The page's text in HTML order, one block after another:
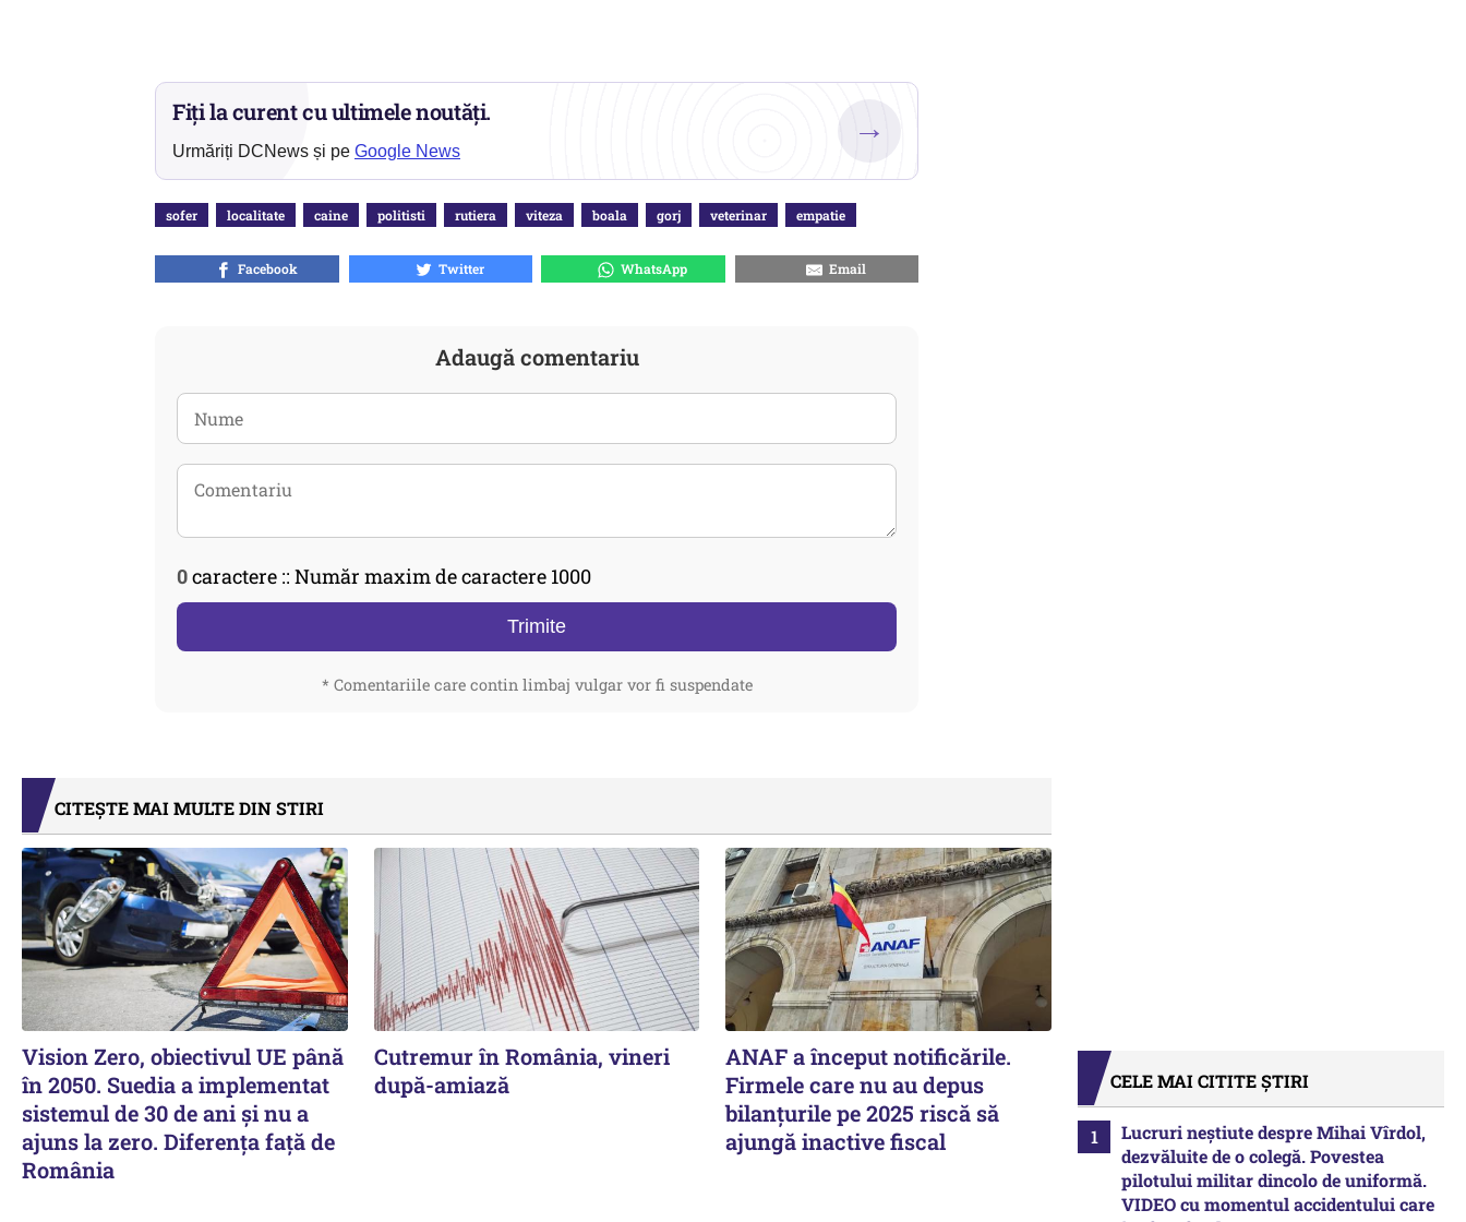
Fiți la curent cu ultimele noutăți.
Urmăriți DCNews și pe Google News
→
sofer localitate caine politisti rutiera viteza boala gorj veterinar empatie
Facebook Twitter WhatsApp Email
Adaugă comentariu
0caractere :: Număr maxim de caractere 1000
Trimite
* Comentariile care contin limbaj vulgar vor fi suspendate
CITEȘTE MAI MULTE DIN STIRI
Vision Zero, obiectivul UE până
în 2050. Suedia a implementat
sistemul de 30 de ani şi nu a
ajuns la zero. Diferenţa faţă de
România
Cutremur în România, vineri
după-amiază
ANAF a început notificările.
Firmele care nu au depus
bilanțurile pe 2025 riscă să
ajungă inactive fiscal
CELE MAI CITITE ȘTIRI
Lucruri neștiute despre Mihai Vîrdol,
dezvăluite de o colegă. Povestea
pilotului militar dincolo de uniformă.
VIDEO cu momentul accidentului care